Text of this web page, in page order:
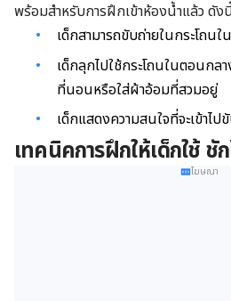
พร้อมสำหรับการฝึกเข้าห้องน้ำแล้ว ดัง
เด็กสามารถขับถ่ายในกระโถน
เด็กลุกไปใช้กระโถนในตอนก
ที่นอนหรือใส่ผ้าอ้อมที่สวมอยู่
เด็กแสดงความสนใจที่จะเข้าไ
เทคนิคการฝึกให้เด็กใช้ ชั
โฆษณา